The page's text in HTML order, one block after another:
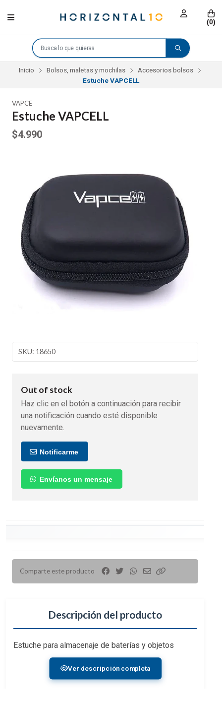
(0)
Inicio Bolsos, maletas y mochilas
Accesorios bolsos
Estuche VAPCELL
VAPCE
Estuche VAPCELL
$4.990
SKU: 18650
Out of stock
Haz clic en el botón a continuación para recibir
una notificación cuando esté disponible
nuevamente.
Notificarme
Envíanos un mensaje
Comparte este producto
Descripción del producto
Estuche para almacenaje de baterías y objetos
7.3 x 5.8 x 3.2 cm de medidas internas
Ver descripción completa